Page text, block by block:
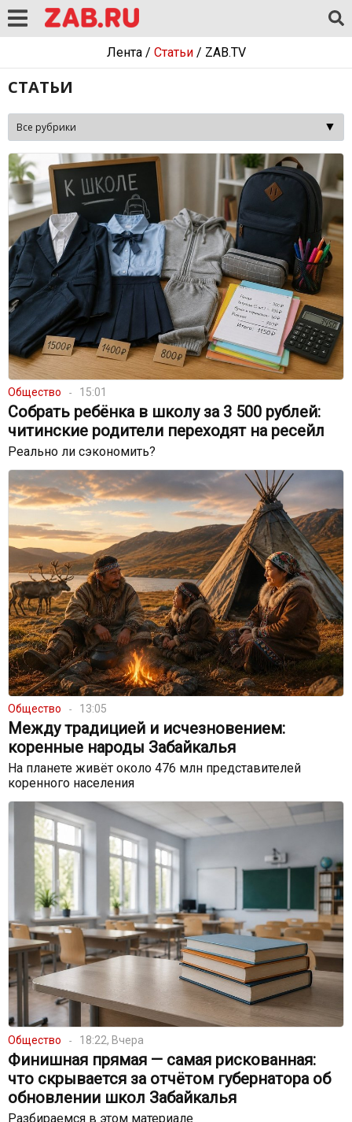
Лента/ Статьи/ ZAB.TV
СТАТЬИ
Общество 15:01
Собрать ребёнка в школу за 3 500 рублей:
читинские родители переходят на ресейл
Реально ли сэкономить?
Общество 13:05
Между традицией и исчезновением:
коренные народы Забайкалья
На планете живёт около 476 млн представителей
коренного населения
Общество 18:22, Вчера
Финишная прямая — самая рискованная:
что скрывается за отчётом губернатора об
обновлении школ Забайкалья
Разбираемся в этом материале